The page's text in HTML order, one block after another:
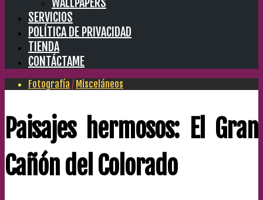
SERVICIOS
POLÍTICA DE PRIVACIDAD
TIENDA
CONTÁCTAME
Fotografía / Misceláneos
Paisajes hermosos: El Gran
Cañón del Colorado